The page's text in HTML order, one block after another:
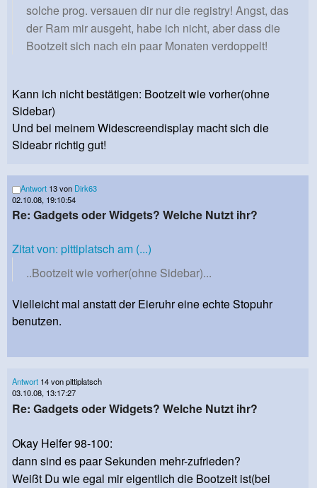
solche prog. versauen dir nur die registry! Angst, das
der Ram mir ausgeht, habe ich nicht, aber dass die
Bootzeit sich nach ein paar Monaten verdoppelt!
Kann ich nicht bestätigen: Bootzeit wie vorher(ohne
Sidebar)
Und bei meinem Widescreendisplay macht sich die
Sideabr richtig gut!
Antwort 13 von Dirk63
02.10.08, 19:10:54
Re: Gadgets oder Widgets? Welche Nutzt ihr?
Zitat von: pittiplatsch am (...)
..Bootzeit wie vorher(ohne Sidebar)...
Vielleicht mal anstatt der Eieruhr eine echte Stopuhr
benutzen.
Antwort 14 von pittiplatsch
03.10.08, 13:17:27
Re: Gadgets oder Widgets? Welche Nutzt ihr?
Okay Helfer 98-100:
dann sind es paar Sekunden mehr-zufrieden?
Weißt Du wie egal mir eigentlich die Bootzeit ist(bei